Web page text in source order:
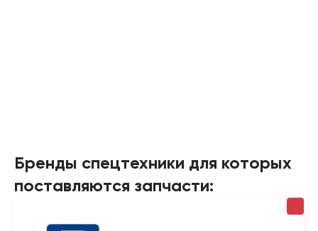
Бренды спецтехники для которых
поставляются запчасти: